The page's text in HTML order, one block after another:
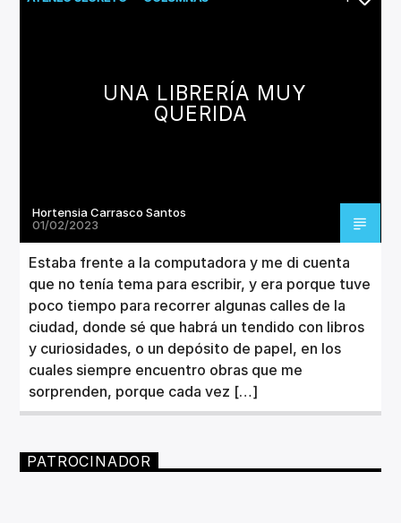
UNA LIBRERÍA MUY
QUERIDA
Hortensia Carrasco Santos
01/02/2023
Estaba frente a la computadora y me di cuenta
que no tenía tema para escribir, y era porque tuve
poco tiempo para recorrer algunas calles de la
ciudad, donde sé que habrá un tendido con libros
y curiosidades, o un depósito de papel, en los
cuales siempre encuentro obras que me
sorprenden, porque cada vez […]
PATROCINADOR